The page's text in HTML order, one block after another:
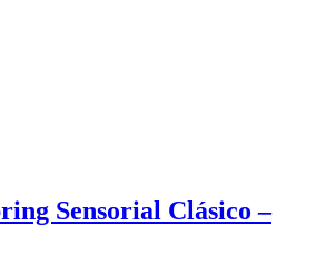
Sensorial Clásico –